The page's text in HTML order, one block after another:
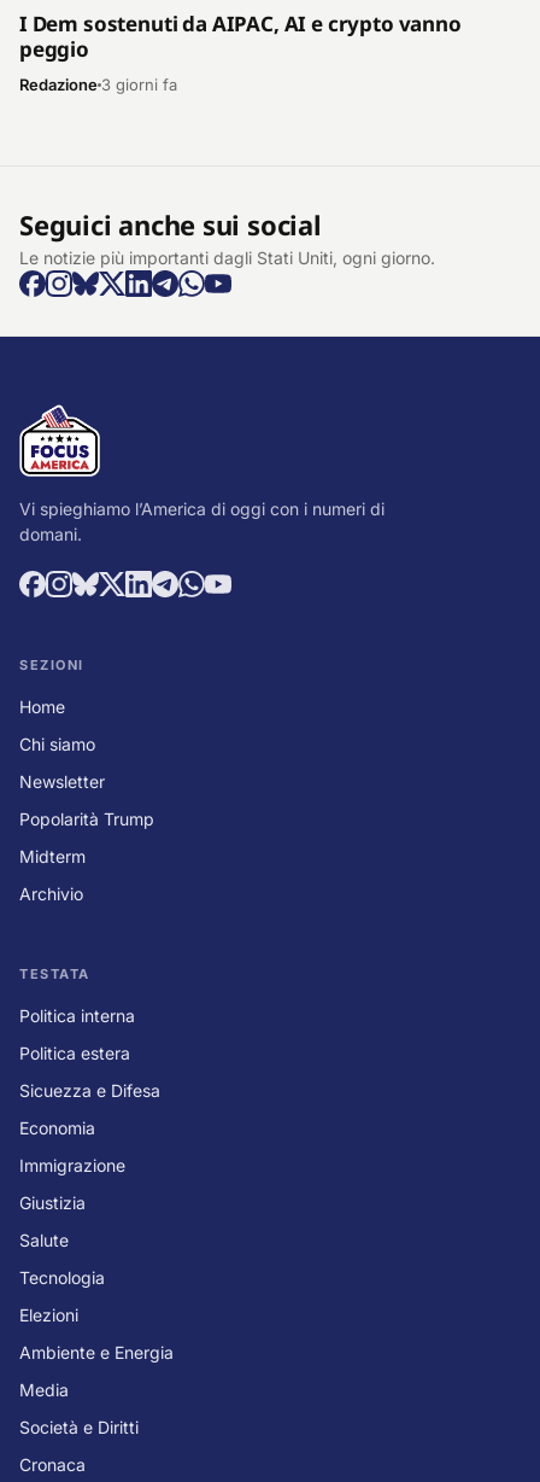
I Dem sostenuti da AIPAC, AI e crypto vanno
peggio
Redazione 3 giorni fa
Seguici anche sui social
Le notizie più importanti dagli Stati Uniti, ogni giorno.
Vi spieghiamo l’America di oggi con i numeri di
domani.
SEZIONI
Home
Chi siamo
Newsletter
Popolarità Trump
Midterm
Archivio
TESTATA
Politica interna
Politica estera
Sicuezza e Difesa
Economia
Immigrazione
Giustizia
Salute
Tecnologia
Elezioni
Ambiente e Energia
Media
Società e Diritti
Cronaca